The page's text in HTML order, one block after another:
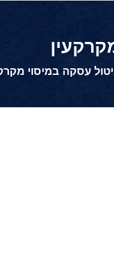
עסקה במיסוי